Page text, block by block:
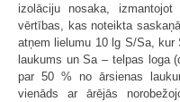
izolāciju nosaka,
vērtības, kas noteikta
atņem lielumu 10 lg S/Sa, kur
laukums un Sa – telpas loga
par 50 % no ārsienas
vienāds ar ārējās